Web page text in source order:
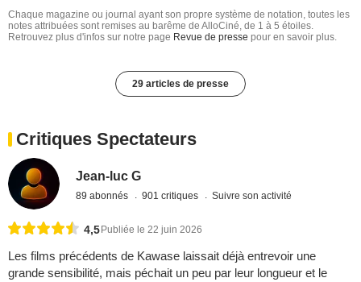
Chaque magazine ou journal ayant son propre système de notation, toutes les
notes attribuées sont remises au barême de AlloCiné, de 1 à 5 étoiles.
Retrouvez plus d'infos sur notre page Revue de presse pour en savoir plus.
29 articles de presse
Critiques Spectateurs
Jean-luc G
89 abonnés 901 critiques Suivre son activité
4,5Publiée le 22 juin 2026
Les films précédents de Kawase laissait déjà entrevoir une
grande sensibilité, mais péchait un peu par leur longueur et le